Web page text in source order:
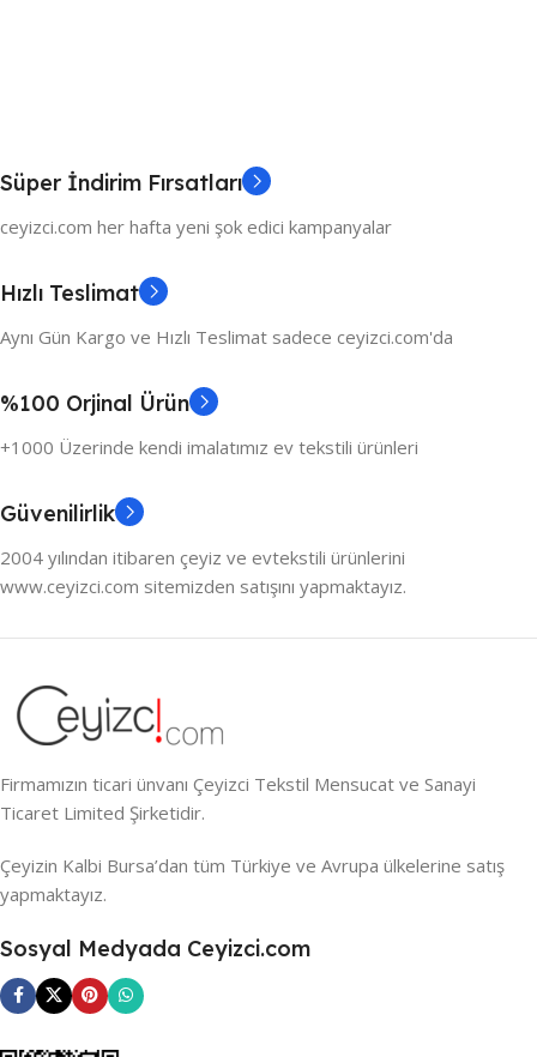
Süper İndirim Fırsatları
ceyizci.com her hafta yeni şok edici kampanyalar
Hızlı Teslimat
Aynı Gün Kargo ve Hızlı Teslimat sadece ceyizci.com'da
%100 Orjinal Ürün
+1000 Üzerinde kendi imalatımız ev tekstili ürünleri
Güvenilirlik
2004 yılından itibaren çeyiz ve evtekstili ürünlerini
www.ceyizci.com sitemizden satışını yapmaktayız.
Firmamızın ticari ünvanı Çeyizci Tekstil Mensucat ve Sanayi
Ticaret Limited Şirketidir.
Çeyizin Kalbi Bursa’dan tüm Türkiye ve Avrupa ülkelerine satış
yapmaktayız.
Sosyal Medyada Ceyizci.com